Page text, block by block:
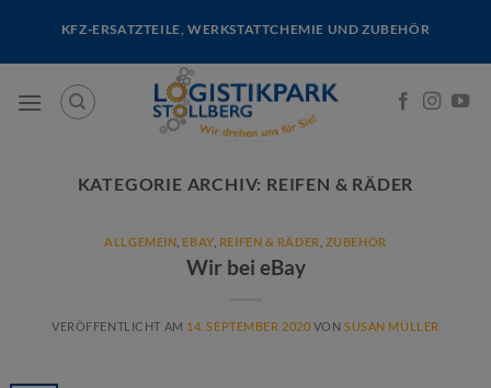
content
KFZ-ERSATZTEILE, WERKSTATTCHEMIE UND ZUBEHÖR
KATEGORIE ARCHIV: REIFEN & RÄDER
ALLGEMEIN EBAY, REIFEN & RÄDER ZUBEHÖR
Wir bei eBay
VERÖFFENTLICHT AM 14. SEPTEMBER 2020 VONSUSAN MÜLLER